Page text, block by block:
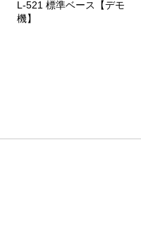
L-521 標準ベース【デモ
機】